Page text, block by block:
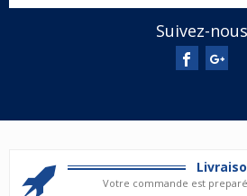
Suivez-nous
Votre commande est